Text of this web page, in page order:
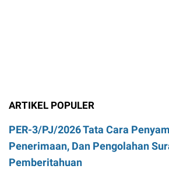
ARTIKEL POPULER
PER-3/PJ/2026 Tata Cara
Penerimaan, Dan Pengolahan
Pemberitahuan